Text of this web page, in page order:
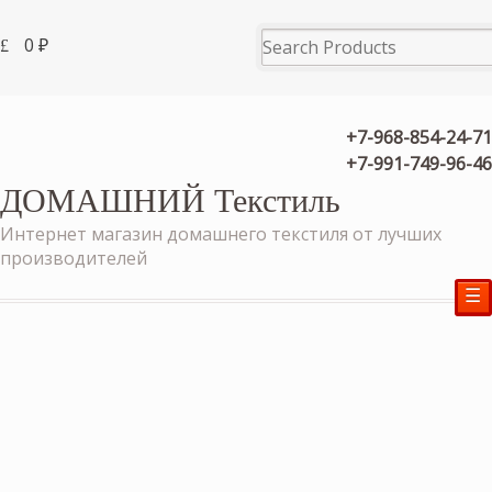
0 ₽
+7-968-854-24-71
+7-991-749-96-46
ДОМАШНИЙ Текстиль
Интернет магазин домашнего текстиля от лучших
производителей
☰